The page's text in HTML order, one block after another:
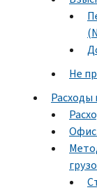
Не
Расходы
Офис